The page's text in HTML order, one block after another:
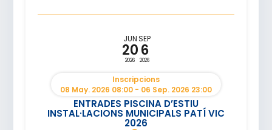
JUN
20
2026
SEP
6
2026
Inscripcions
08 May. 2026 08:00 - 06 Sep. 2026 23:00
ENTRADES PISCINA D’ESTIU
INSTAL·LACIONS MUNICIPALS PATÍ VIC
2026